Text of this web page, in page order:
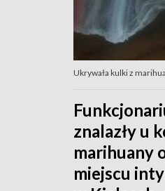
Ukrywała kulki z
znalazły u
marihuany
miejscu